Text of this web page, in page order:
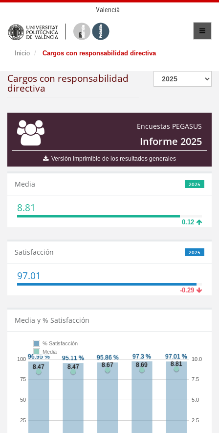
Valencià
Inicio Cargos con responsabilidad directiva
Cargos con responsabilidad
directiva
Encuestas PEGASUS
Informe 2025
Versión imprimible de los resultados generales
2025
Media
8.81
0.12
2025
Satisfacción
97.01
-0.29
Media y % Satisfacción
25
50
75
100
2.5
5.0
7.5
10.0
% Satisfacción
Media